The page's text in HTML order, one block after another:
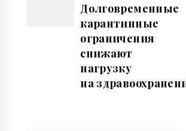
Долговременные
карантинные
ограничения
снижают
нагрузку
на